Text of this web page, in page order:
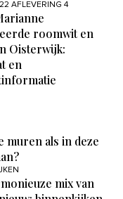
AFLEVERING 4
roomwit en
Oisterwijk:
en
muren als in deze
mix van